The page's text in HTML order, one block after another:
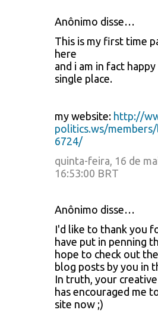
Anônimo disse…
This is my first time
here
and i am in fact
single place.
my website: http://
politics.ws/
6724/
quinta-feira, 16 de
16:53:00 BRT
Anônimo disse…
I'd like to thank you
have put in penning
hope to check out
blog posts by you in
In truth, your
has encouraged me
site now ;)